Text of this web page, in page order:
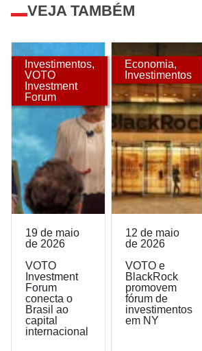
VEJA TAMBÉM
Investimentos,
VOTO
Investment
Forum
19 de maio
de 2026
VOTO
Investment
Forum
conecta o
Brasil ao
capital
internacional
Economia,
Investimentos
12 de maio
de 2026
VOTO e
BlackRock
promovem
fórum de
investimentos
em NY